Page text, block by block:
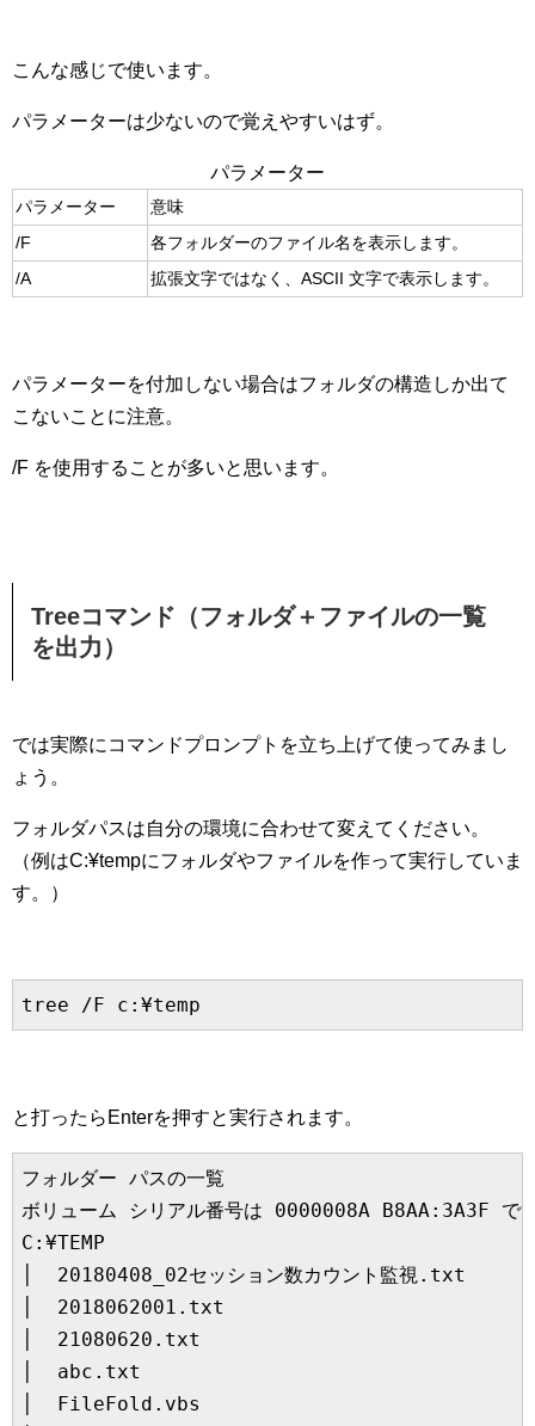
こんな感じで使います。
パラメーターは少ないので覚えやすいはず。
パラメーター
パラメーター
意味
/F
各フォルダーのファイル名を表示します。
/A
拡張文字ではなく、ASCII 文字で表示します。
パラメーターを付加しない場合はフォルダの構造しか出て
こないことに注意。
/F を使用することが多いと思います。
Treeコマンド（フォルダ＋ファイルの一覧
を出力）
では実際にコマンドプロンプトを立ち上げて使ってみまし
ょう。
フォルダパスは自分の環境に合わせて変えてください。
（例はC:¥tempにフォルダやファイルを作って実行していま
す。）
と打ったらEnterを押すと実行されます。
フォルダー パスの一覧
ボリューム シリアル番号は 0000008A B8AA:3A3F で
C:¥TEMP
│  20180408_02セッション数カウント監視.txt
│  2018062001.txt
│  21080620.txt
│  abc.txt
│  FileFold.vbs